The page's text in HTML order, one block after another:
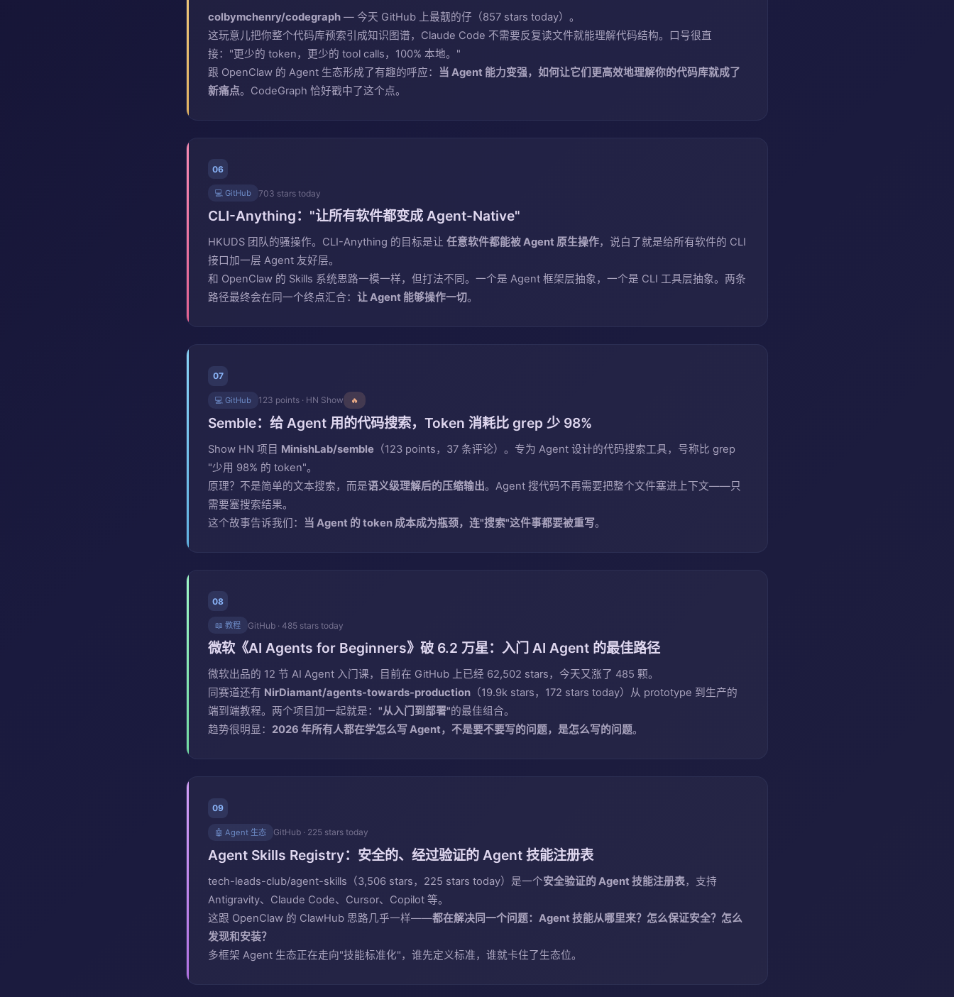
colbymchenry/codegraph — 今天 GitHub 上最靓的仔（857 stars today）。
这玩意儿把你整个代码库预索引成知识图谱，Claude Code 不需要反复读文件就能理解代码结构。口号很直
接："更少的 token，更少的 tool calls，100% 本地。"
跟 OpenClaw 的 Agent 生态形成了有趣的呼应：
当 Agent 能力变强，如何让它们更高效地理解你的代码库就成了
新痛点。CodeGraph 恰好戳中了这个点。
06
💻 GitHub 703 stars today
CLI-Anything："让所有软件都变成 Agent-Native"
HKUDS 团队的骚操作。CLI-Anything 的目标是让 任意软件都能被 Agent 原生操作，说白了就是给所有软件的 CLI
接口加一层 Agent 友好层。
和 OpenClaw 的 Skills 系统思路一模一样，但打法不同。一个是 Agent 框架层抽象，一个是 CLI 工具层抽象。两条
路径最终会在同一个终点汇合： 让 Agent 能够操作一切。
07
💻 GitHub 123 points · HN Show 🔥
Semble：给 Agent 用的代码搜索，Token 消耗比 grep 少 98%
Show HN 项目 MinishLab/semble （123 points，37 条评论）。专为 Agent 设计的代码搜索工具，号称比 grep
"少用 98% 的 token"。
原理？不是简单的文本搜索，而是语义级理解后的压缩输出。Agent 搜代码不再需要把整个文件塞进上下文——只
需要塞搜索结果。
这个故事告诉我们：
当 Agent 的 token 成本成为瓶颈，连"搜索"这件事都要被重写。
08
📖 教程 GitHub · 485 stars today
微软《AI Agents for Beginners》破 6.2 万星：入门 AI Agent 的最佳路径
微软出品的 12 节 AI Agent 入门课，目前在 GitHub 上已经 62,502 stars，今天又涨了 485 颗。
同赛道还有 NirDiamant/agents-towards-production （19.9k stars，172 stars today）从 prototype 到生产的
端到端教程。两个项目加一起就是： "从入门到部署"的最佳组合。
趋势很明显： 2026 年所有人都在学怎么写 Agent，不是要不要写的问题，是怎么写的问题。
09
🤖 Agent 生态 GitHub · 225 stars today
Agent Skills Registry：安全的、经过验证的 Agent 技能注册表
tech-leads-club/agent-skills（3,506 stars，225 stars today）是一个安全验证的 Agent 技能注册表，支持
Antigravity、Claude Code、Cursor、Copilot 等。
这跟 OpenClaw 的 ClawHub 思路几乎一样——都在解决同一个问题：Agent 技能从哪里来？怎么保证安全？怎么
发现和安装？
多框架 Agent 生态正在走向"技能标准化"，谁先定义标准，谁就卡住了生态位。